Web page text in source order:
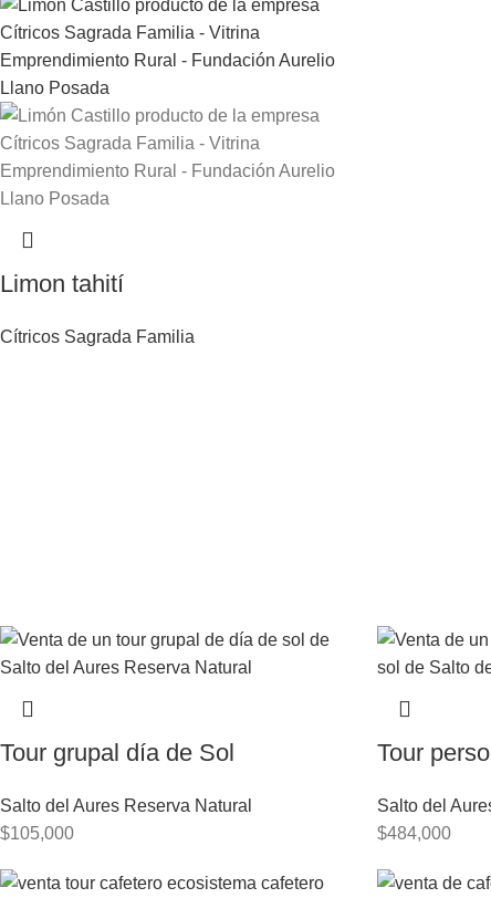
Limon tahití
Cítricos Sagrada Familia
Tour grupal día de Sol
Salto del Aures Reserva Natural
$105,000
Tour
Salto del
$484,000